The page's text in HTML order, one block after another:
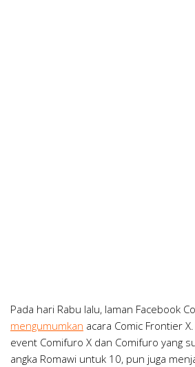
Pada hari Rabu lalu, laman Facebook
mengumumkan acara Comic Frontier
event Comifuro X dan Comifuro yang
angka Romawi untuk 10, pun juga